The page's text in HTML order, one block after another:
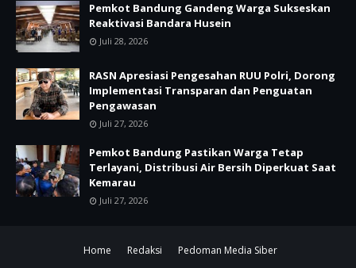
Pemkot Bandung Gandeng Warga Sukseskan
Reaktivasi Bandara Husein
Juli 28, 2026
RASN Apresiasi Pengesahan RUU Polri, Dorong
Implementasi Transparan dan Penguatan
Pengawasan
Juli 27, 2026
Pemkot Bandung Pastikan Warga Tetap
Terlayani, Distribusi Air Bersih Diperkuat Saat
Kemarau
Juli 27, 2026
Home Redaksi Pedoman Media Siber